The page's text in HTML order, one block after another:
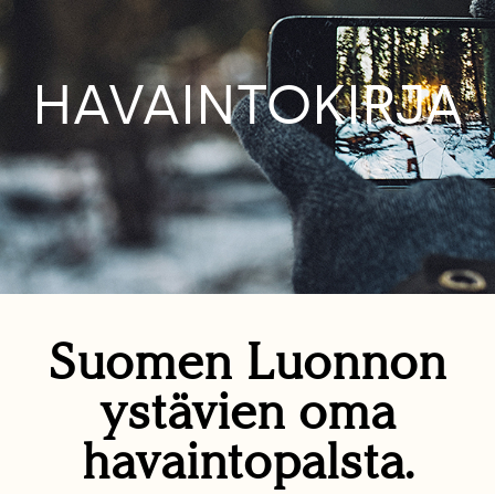
HAVAINTOKIRJA
Suomen Luonnon
ystävien oma
havaintopalsta.